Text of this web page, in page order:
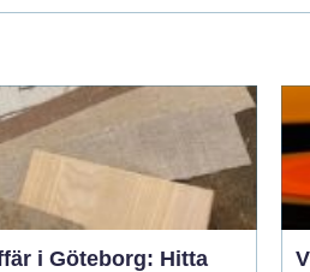
i Göteborg: Hitta